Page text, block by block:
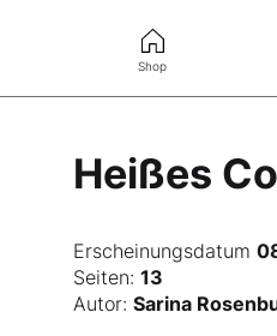
Shop
Heißes
Erscheinungsdatum
Seiten:13
Autor:Sarina